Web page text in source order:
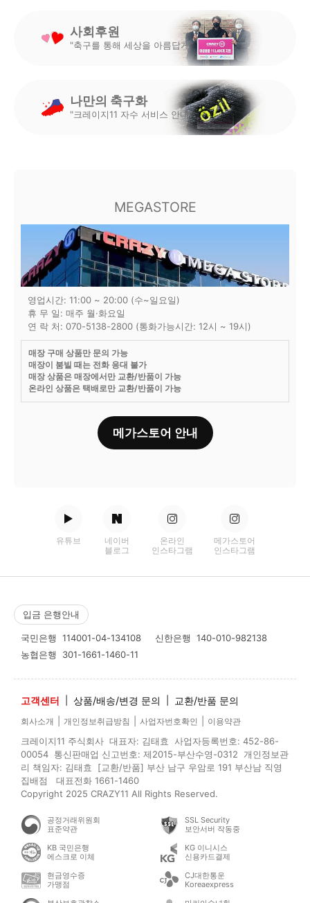
사회후원
"축구를 통해 세상을 아름답게"
나만의 축구화
"크레이지11 자수 서비스 안내"
MEGASTORE
영업시간: 11:00 ~ 20:00 (수~일요일)
휴 무 일: 매주 월·화요일
연 락 처: 070-5138-2800 (통화가능시간: 12시 ~ 19시)
매장 구매 상품만 문의 가능
매장이 붐빌 때는 전화 응대 불가
매장 상품은 매장에서만 교환/반품이 가능
온라인 상품은 택배로만 교환/반품이 가능
메가스토어 안내
유튜브
네이버
블로그
온라인
인스타그램
메가스토어
인스타그램
입금 은행안내
국민은행 114001-04-134108 신한은행 140-010-982138
농협은행 301-1661-1460-11
고객센터 상품/배송/변경 문의 교환/반품 문의
회사소개 개인정보취급방침 사업자번호확인 이용약관
크레이지11 주식회사 대표자: 김태효 사업자등록번호: 452-86-
00054 통신판매업 신고번호: 제2015-부산수영-0312 개인정보관
리 책임자: 김태효 [교환/반품] 부산 남구 우암로 191 부산남 직영
집배점 대표전화 1661-1460
Copyright 2025 CRAZY11 All Rights Reserved.
공정거래위원회
표준약관
SSL Security
보안서버 작동중
KB 국민은행
에스크로 이체
KG 이니시스
신용카드결제
현금영수증
가맹점
CJ대한통운
Koreaexpress